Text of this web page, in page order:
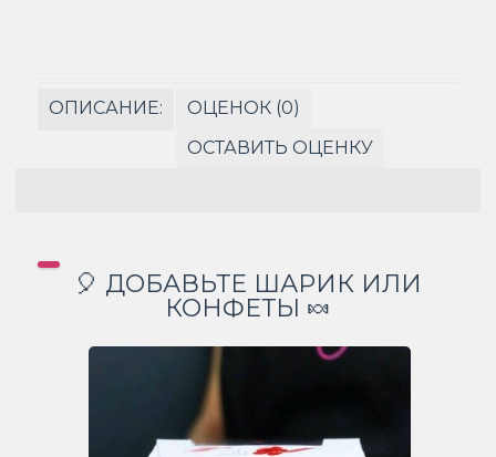
ОПИСАНИЕ:
ОЦЕНОК (0)
ОСТАВИТЬ ОЦЕНКУ
🎈 ДОБАВЬТЕ ШАРИК ИЛИ
КОНФЕТЫ 🍬